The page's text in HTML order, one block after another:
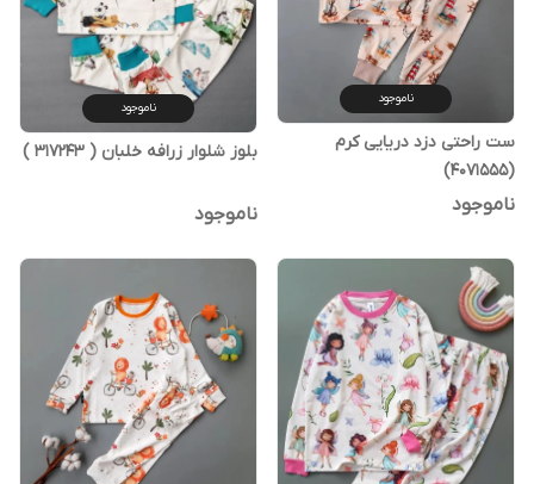
ناموجود
ست راحتی دزد دریایی کرم
(4071555)
ناموجود
ناموجود
بلوز شلوار زرافه خلبان ( 317243 )
ناموجود